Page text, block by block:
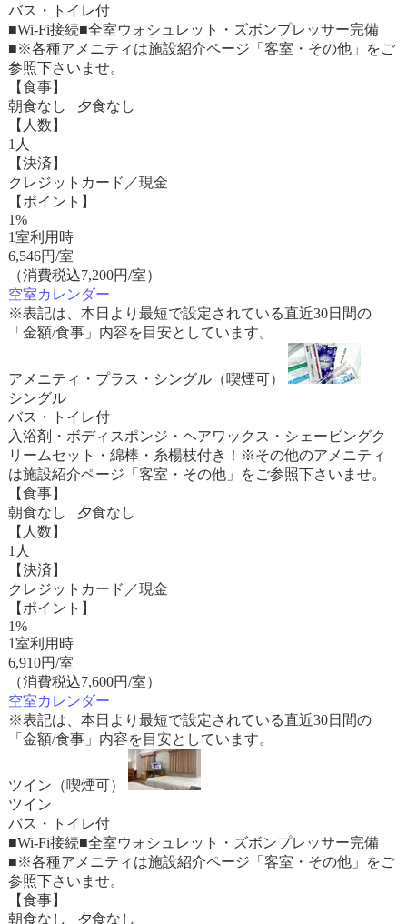
バス・トイレ付
■Wi-Fi接続■全室ウォシュレット・ズボンプレッサー完備
■※各種アメニティは施設紹介ページ「客室・その他」をご
参照下さいませ。
【食事】
朝食なし 夕食なし
【人数】
1人
【決済】
クレジットカード／現金
【ポイント】
1%
1室利用時
6,546円/室
（消費税込7,200円/室）
空室カレンダー
※表記は、本日より最短で設定されている直近30日間の
「金額/食事」内容を目安としています。
アメニティ・プラス・シングル（喫煙可）
シングル
バス・トイレ付
入浴剤・ボディスポンジ・ヘアワックス・シェービングク
リームセット・綿棒・糸楊枝付き！※その他のアメニティ
は施設紹介ページ「客室・その他」をご参照下さいませ。
【食事】
朝食なし 夕食なし
【人数】
1人
【決済】
クレジットカード／現金
【ポイント】
1%
1室利用時
6,910円/室
（消費税込7,600円/室）
空室カレンダー
※表記は、本日より最短で設定されている直近30日間の
「金額/食事」内容を目安としています。
ツイン（喫煙可）
ツイン
バス・トイレ付
■Wi-Fi接続■全室ウォシュレット・ズボンプレッサー完備
■※各種アメニティは施設紹介ページ「客室・その他」をご
参照下さいませ。
【食事】
朝食なし 夕食なし